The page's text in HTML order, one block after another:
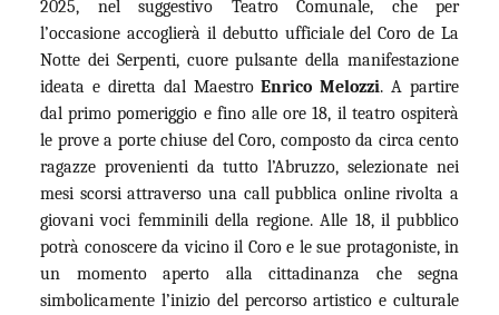
2025, nel suggestivo Teatro Comunale, che per
l’occasione accoglierà il debutto ufficiale del Coro de La
Notte dei Serpenti, cuore pulsante della manifestazione
ideata e diretta dal MaestroEnrico Melozzi. A partire
dal primo pomeriggio e fino alle ore 18, il teatro ospiterà
le prove a porte chiuse del Coro, composto da circa cento
ragazze provenienti da tutto l’Abruzzo, selezionate nei
mesi scorsi attraverso una call pubblica online rivolta a
giovani voci femminili della regione. Alle 18, il pubblico
potrà conoscere da vicino il Coro e le sue protagoniste, in
un momento aperto alla cittadinanza che segna
simbolicamente l’inizio del percorso artistico e culturale